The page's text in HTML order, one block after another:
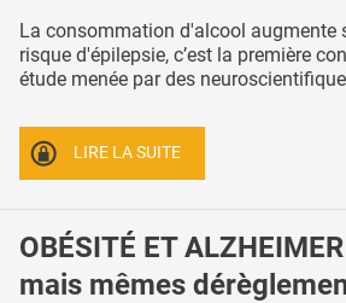
La consommation d'alcool augmente
risque d'épilepsie, c’est la première
étude menée par des
LIRE LA SUITE
OBÉSITÉ ET
mais mêmes